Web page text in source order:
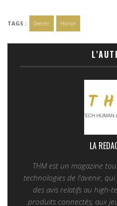
TAGS : Deezer Honor
LA
THM est un magazine
technologies de l'avenir,
des avis relatifs au high-
produits connectés, aux